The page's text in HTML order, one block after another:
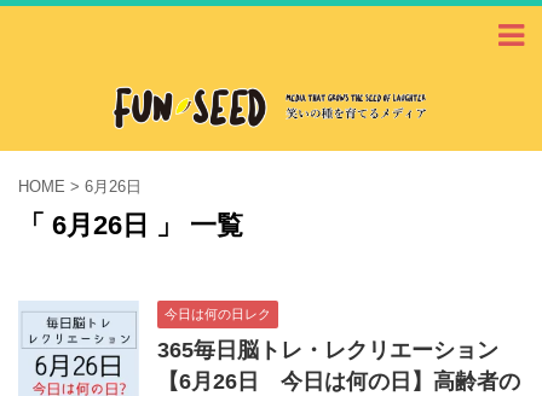
HOME > 6月26日
「 6月26日 」 一覧
今日は何の日レク
365毎日脳トレ・レクリエーション
【6月26日 今日は何の日】高齢者の